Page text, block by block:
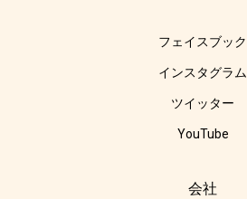
フェイスブック
インスタグラム
ツイッター
YouTube
会社